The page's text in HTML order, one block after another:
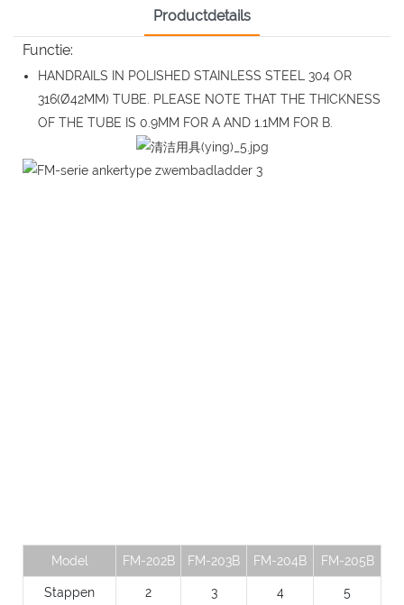
Productdetails
Functie:
HANDRAILS IN POLISHED STAINLESS STEEL 304 OR
316(Ø42MM) TUBE. PLEASE NOTE THAT THE THICKNESS
OF THE TUBE IS 0.9MM FOR A AND 1.1MM FOR B.
Model FM-202B FM-203B FM-204B FM-205B
Stappen 2 3 4 5